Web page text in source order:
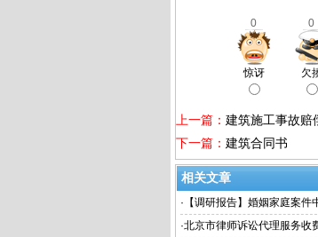
0 0
惊讶 欠
上一篇： 建筑施工事故赔
下一篇： 建筑合同书
相关文章
· 【调研报告】婚姻家庭案
·北京市律师诉讼代理服务收